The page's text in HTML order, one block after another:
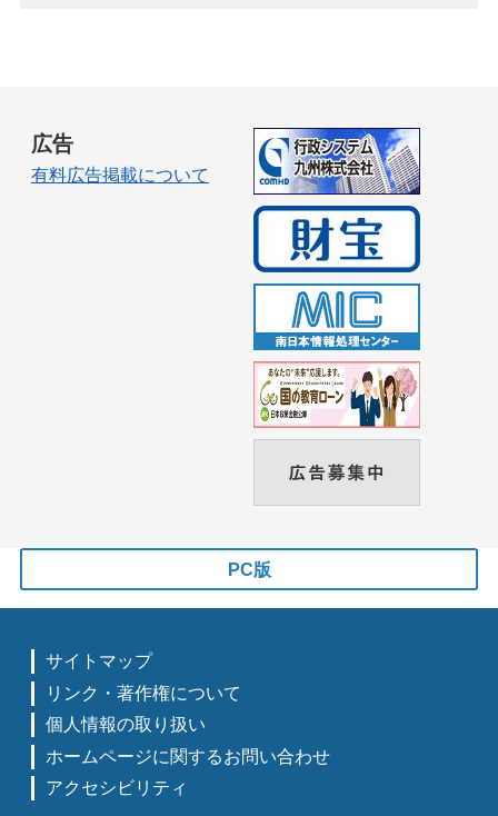
広告
有料広告掲載について
PC版
サイトマップ
リンク・著作権について
個人情報の取り扱い
ホームページに関するお問い合わせ
アクセシビリティ